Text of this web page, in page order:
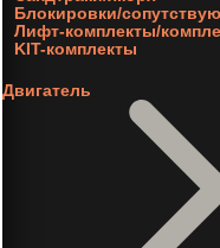
Блокировки/
Лифт-комплекты/
KIT-комплекты
Двигатель